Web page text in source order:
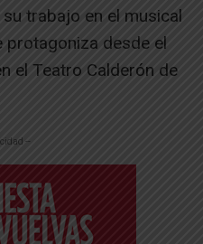
trabajo en el musical
protagoniza desde el
el Teatro Calderón de
--